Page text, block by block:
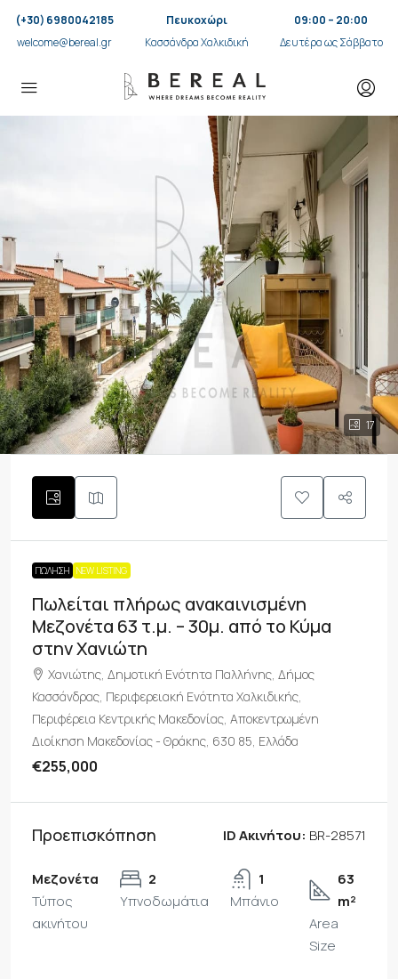
(+30) 6980042185
welcome@bereal.gr
Πευκοχώρι
Κασσάνδρα Χαλκιδική
09:00 – 20:00
Δευτέρα ως Σάββατο
17
ΠΏΛΗΣΗ NEW LISTING
Πωλείται πλήρως ανακαινισμένη
Μεζονέτα 63 τ.μ. – 30μ. από το Κύμα
στην Χανιώτη
Χανιώτης, Δημοτική Ενότητα Παλλήνης, Δήμος
Κασσάνδρας, Περιφερειακή Ενότητα Χαλκιδικής,
Περιφέρεια Κεντρικής Μακεδονίας, Αποκεντρωμένη
Διοίκηση Μακεδονίας - Θράκης, 630 85, Ελλάδα
€255,000
Προεπισκόπηση ID Ακινήτου: BR-28571
Μεζονέτα
Τύπος
ακινήτου
2
Υπνοδωμάτια
1
Μπάνιο
63
m²
Area
Size